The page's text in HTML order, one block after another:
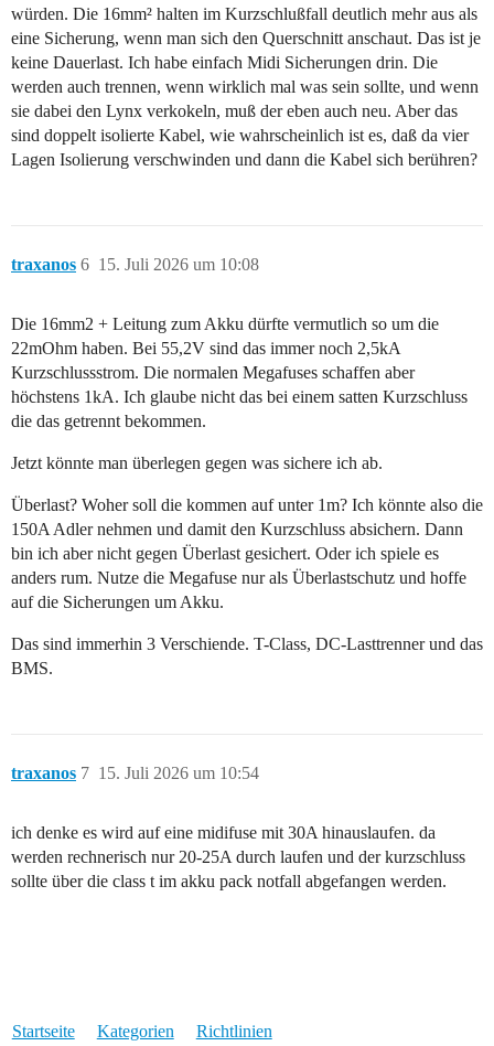
würden. Die 16mm² halten im Kurzschlußfall deutlich mehr aus als
eine Sicherung, wenn man sich den Querschnitt anschaut. Das ist je
keine Dauerlast. Ich habe einfach Midi Sicherungen drin. Die
werden auch trennen, wenn wirklich mal was sein sollte, und wenn
sie dabei den Lynx verkokeln, muß der eben auch neu. Aber das
sind doppelt isolierte Kabel, wie wahrscheinlich ist es, daß da vier
Lagen Isolierung verschwinden und dann die Kabel sich berühren?
traxanos 15. Juli 2026 um 10:08
6
Die 16mm2 + Leitung zum Akku dürfte vermutlich so um die
22mOhm haben. Bei 55,2V sind das immer noch 2,5kA
Kurzschlussstrom. Die normalen Megafuses schaffen aber
höchstens 1kA. Ich glaube nicht das bei einem satten Kurzschluss
die das getrennt bekommen.
Jetzt könnte man überlegen gegen was sichere ich ab.
Überlast? Woher soll die kommen auf unter 1m? Ich könnte also die
150A Adler nehmen und damit den Kurzschluss absichern. Dann
bin ich aber nicht gegen Überlast gesichert. Oder ich spiele es
anders rum. Nutze die Megafuse nur als Überlastschutz und hoffe
auf die Sicherungen um Akku.
Das sind immerhin 3 Verschiende. T-Class, DC-Lasttrenner und das
BMS.
traxanos 15. Juli 2026 um 10:54
7
ich denke es wird auf eine midifuse mit 30A hinauslaufen. da
werden rechnerisch nur 20-25A durch laufen und der kurzschluss
sollte über die class t im akku pack notfall abgefangen werden.
Startseite Kategorien Richtlinien